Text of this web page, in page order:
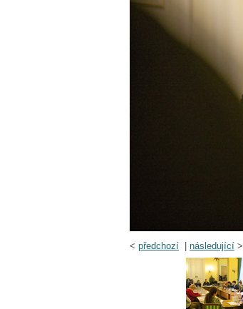
< předchozí následující >